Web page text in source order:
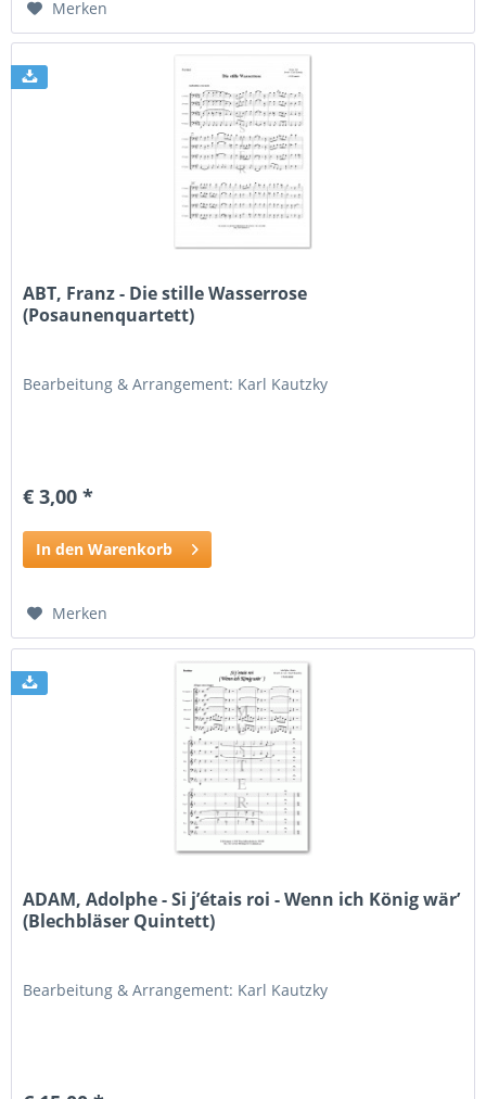
Merken
ABT, Franz - Die stille Wasserrose
(Posaunenquartett)
Bearbeitung & Arrangement: Karl Kautzky
€ 3,00 *
In den Warenkorb
Merken
ADAM, Adolphe - Si j’étais roi - Wenn ich König wär’
(Blechbläser Quintett)
Bearbeitung & Arrangement: Karl Kautzky